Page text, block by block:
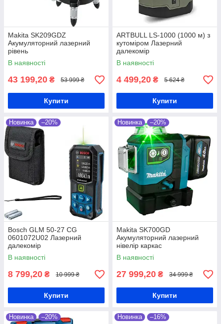
Makita SK209GDZ
Акумуляторний лазерний
рівень
В наявності
43 199,20 ₴ 53 999 ₴
Купити
ARTBULL LS-1000 (1000 м) з
кутоміром Лазерний
далекомір
В наявності
4 499,20 ₴ 5 624 ₴
Купити
Новинка –20%
Bosch GLM 50-27 CG
0601072U02 Лазерний
далекомір
В наявності
8 799,20 ₴ 10 999 ₴
Купити
Новинка –20%
Makita SK700GD
Акумуляторний лазерний
нівелір каркас
В наявності
27 999,20 ₴ 34 999 ₴
Купити
Новинка –20% Новинка –16%